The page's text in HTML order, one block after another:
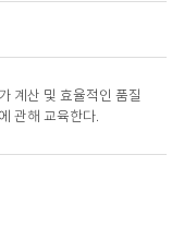
계산 및 효율적인 품질
관해 교육한다.